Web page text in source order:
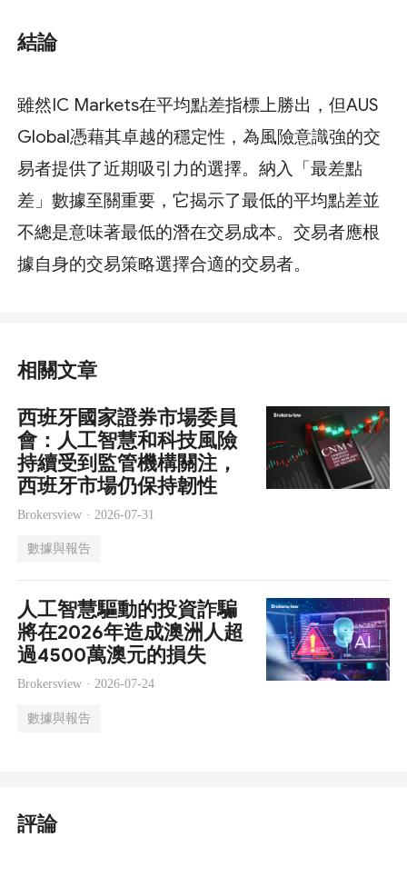
結論
雖然IC Markets在平均點差指標上勝出，但AUS
Global憑藉其卓越的穩定性，為風險意識強的交
易者提供了近期吸引力的選擇。納入「最差點
差」數據至關重要，它揭示了最低的平均點差並
不總是意味著最低的潛在交易成本。交易者應根
據自身的交易策略選擇合適的交易者。
相關文章
西班牙國家證券市場委員
會：人工智慧和科技風險
持續受到監管機構關注，
西班牙市場仍保持韌性
Brokersview · 2026-07-31
數據與報告
人工智慧驅動的投資詐騙
將在2026年造成澳洲人超
過4500萬澳元的損失
Brokersview · 2026-07-24
數據與報告
評論